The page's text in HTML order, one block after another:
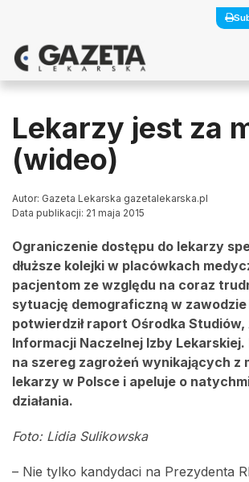
Lekarzy jest za
(wideo)
Autor: Gazeta Lekarska gazetalekarska.pl
Data publikacji: 21 maja 2015
Ograniczenie dostępu do lekarzy
dłuższe kolejki w placówkach
pacjentom ze względu na coraz
sytuację demograficzną w zawodzie
potwierdził raport Ośrodka Studiów,
Informacji Naczelnej Izby Lekarskiej.
na szereg zagrożeń wynikających z
lekarzy w Polsce i apeluje o
działania.
Foto: Lidia Sulikowska
– Nie tylko kandydaci na Prezydenta